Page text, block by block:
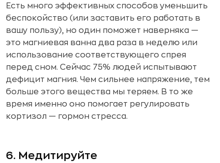
Есть много эффективных способов уменьшить
беспокойство (или заставить его работать в
вашу пользу), но один поможет наверняка —
это магниевая ванна два раза в неделю или
использование соответствующего спрея
перед сном. Сейчас 75% людей испытывают
дефицит магния. Чем сильнее напряжение, тем
больше этого вещества мы теряем. В то же
время именно оно помогает регулировать
кортизол — гормон стресса.
6. Медитируйте